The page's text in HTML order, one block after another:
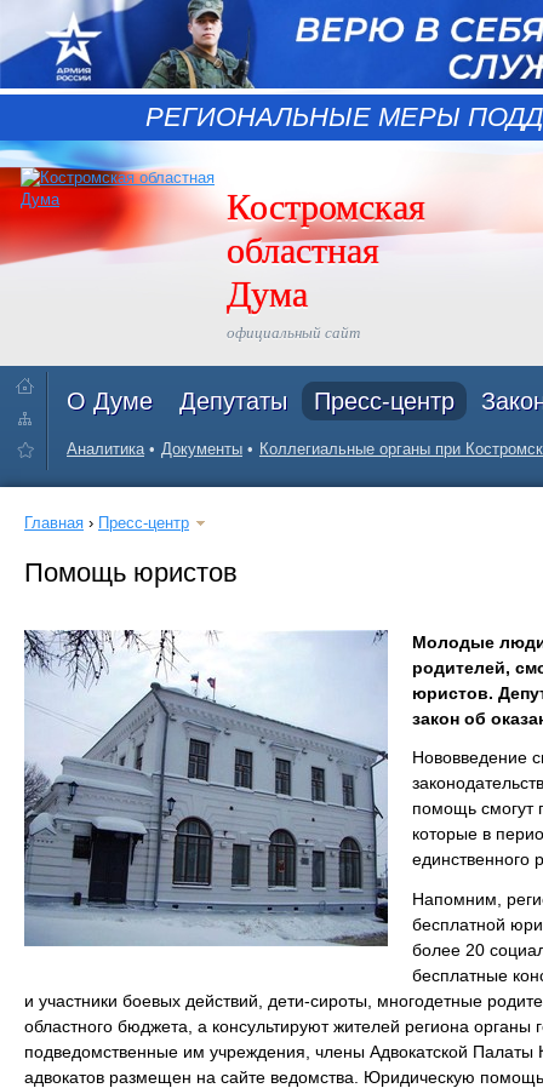
РЕГИОНАЛЬНЫЕ МЕРЫ
Костромская
областная
Дума
официальный сайт
О Думе Депутаты Пресс-центр
Аналитика Документы Коллегиальные органы при
Главная › Пресс-центр
Помощь юристов
Молодые
родителей,
юристов.
закон об
Нововведение
помощь смогут
которые в
единственного
Напомним,
бесплатной
более 20
бесплатные
и участники боевых действий, дети-сироты, многодетные
областного бюджета, а консультируют жителей региона органы
подведомственные им учреждения, члены Адвокатской Палаты
адвокатов размещен на сайте ведомства. Юридическую